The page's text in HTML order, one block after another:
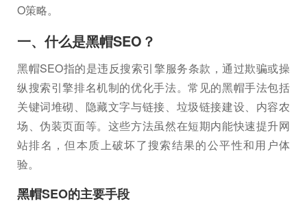
O策略。
一、什么是黑帽SEO？
黑帽SEO指的是违反搜索引擎服务条款，通过欺骗或操
纵搜索引擎排名机制的优化手法。常见的黑帽手法包括
关键词堆砌、隐藏文字与链接、垃圾链接建设、内容农
场、伪装页面等。这些方法虽然在短期内能快速提升网
站排名，但本质上破坏了搜索结果的公平性和用户体
验。
黑帽SEO的主要手段